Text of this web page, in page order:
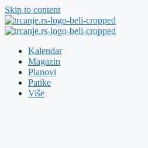
Skip to content
Kalendar
Magazin
Planovi
Patike
Više